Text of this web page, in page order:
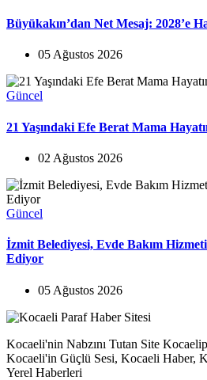
Büyükakın’dan Net Mesaj: 2028’e
05 Ağustos 2026
Güncel
21 Yaşındaki Efe Berat Mama
02 Ağustos 2026
Güncel
İzmit Belediyesi, Evde Bakım
Ediyor
05 Ağustos 2026
Kocaeli'nin Nabzını Tutan Site
Kocaeli'in Güçlü Sesi, Kocaeli Haber,
Yerel Haberleri